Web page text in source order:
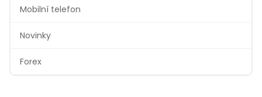
Mobilní telefon
Novinky
Forex